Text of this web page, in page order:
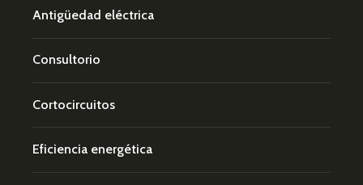
Antigüedad eléctrica
Consultorio
Cortocircuitos
Eficiencia energética